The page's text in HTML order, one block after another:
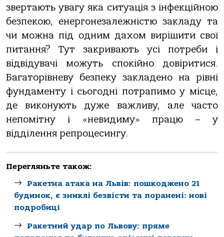
звертають увагу яка ситуація з інфекційною
безпекою, енергонезалежністю закладу та
чи можна під одним дахом вирішити свої
питання? Тут закривають усі потреби і
відвідувачі можуть спокійно довіритися.
Багаторівневу безпеку закладено на рівні
фундаменту і сьогодні потрапимо у місце,
де виконують дуже важливу, але часто
непомітну і «невидиму» працю – у
відділення репроцесингу.
Перегляньте також:
Ракетна атака на Львів: пошкоджено 21
будинок, є зниклі безвісти та поранені: нові
подробиці
Ракетний удар по Львову: пряме